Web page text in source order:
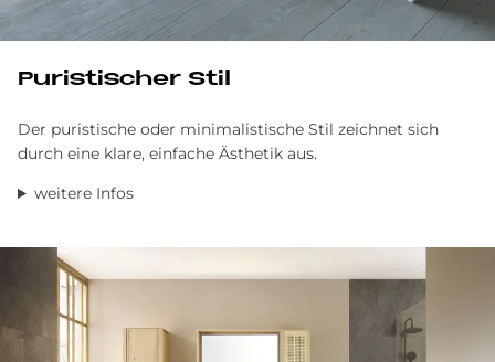
Pu­ri­sti­scher Stil
Der puristische oder minimalistische Stil zeichnet sich
durch eine klare, einfache Ästhetik aus.
weitere Infos